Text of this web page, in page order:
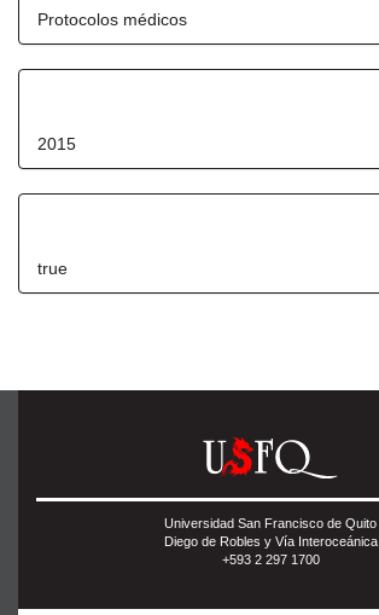
Protocolos médicos
2015
true
Universidad San Francisco de Quito
Diego de Robles y Vía Interoceánica
+593 2 297 1700